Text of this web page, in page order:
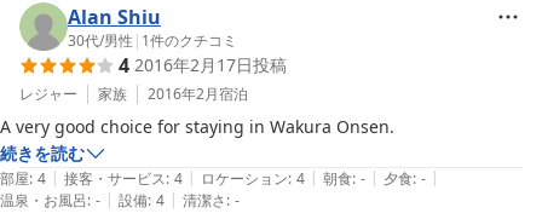
またのご利用、心よりお待ち申し上げております。
フロント係
2016-06-22
Alan Shiu
30代/男性 | 1件のクチコミ
4 2016年2月17日投稿
レジャー 家族 2016年2月宿泊
続きを読む
部屋: 4 | 接客・サービス: 4 | ロケーション: 4 | 朝食: - | 夕食: - |
温泉・お風呂: - | 設備: 4 | 清潔さ: -